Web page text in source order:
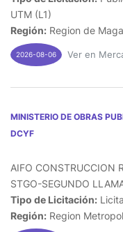
UTM (L1)
Región: Region de
2026-08-06 Ver en
MINISTERIO DE OBRAS
DCYF
AIFO CONSTRUCCION
STGO-SEGUNDO
Tipo de Licitación:
Región: Region